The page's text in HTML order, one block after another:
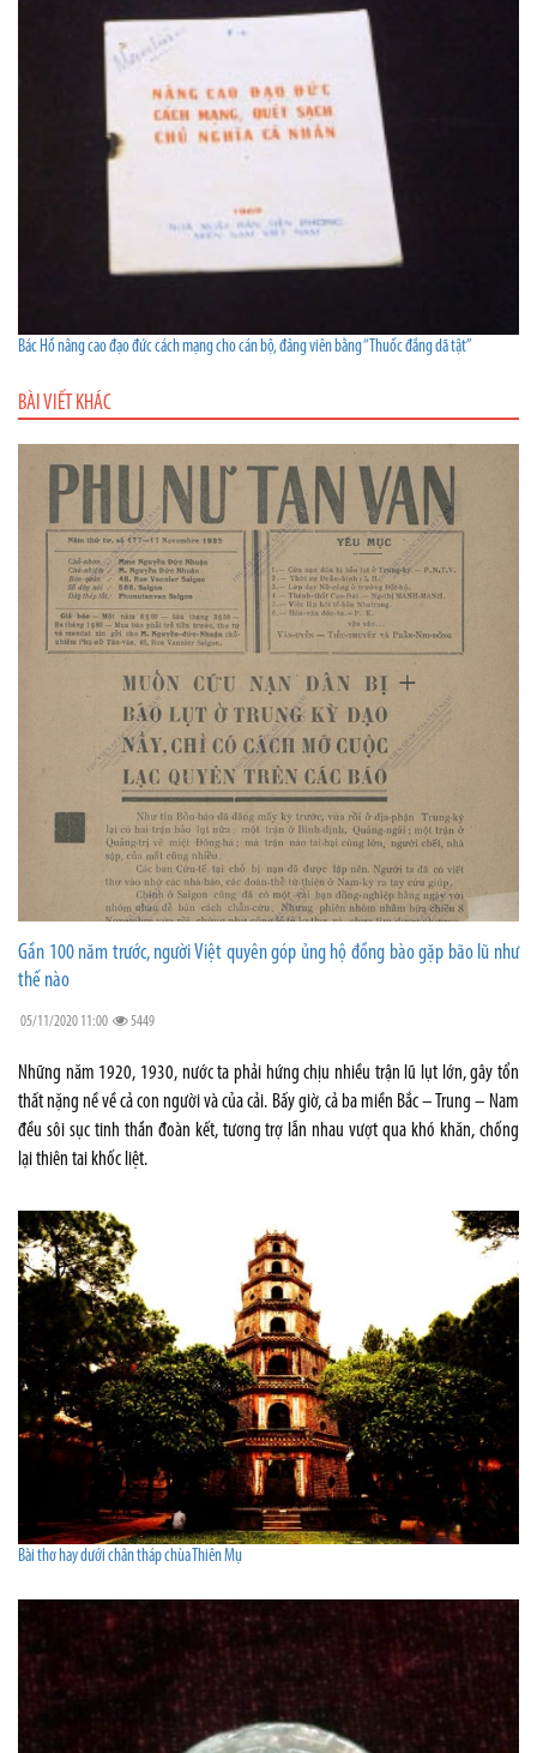
Bác Hồ nâng cao đạo đức cách mạng cho cán bộ, đảng viên bằng “Thuốc đắng dã tật”
BÀI VIẾT KHÁC
Gần 100 năm trước, người Việt quyên góp ủng hộ đồng bào gặp bão lũ như
thế nào
05/11/2020 11:00 5449
Những năm 1920, 1930, nước ta phải hứng chịu nhiều trận lũ lụt lớn, gây tổn
thất nặng nề về cả con người và của cải. Bấy giờ, cả ba miền Bắc – Trung – Nam
đều sôi sục tinh thần đoàn kết, tương trợ lẫn nhau vượt qua khó khăn, chống
lại thiên tai khốc liệt.
Bài thơ hay dưới chân tháp chùa Thiên Mụ